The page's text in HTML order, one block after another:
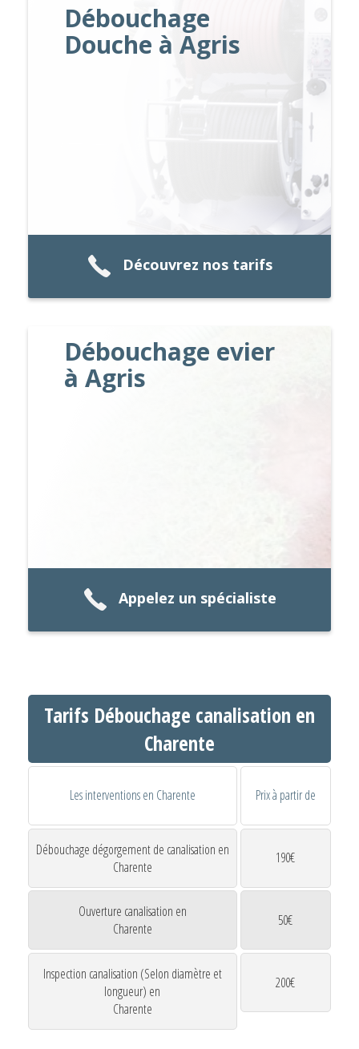
Débouchage
Douche à Agris
Découvrez nos tarifs
Débouchage evier
à Agris
Appelez un spécialiste
Tarifs Débouchage canalisation en
Charente
Les interventions en Charente Prix à partir de
Débouchage dégorgement de canalisation en
Charente
190€
Ouverture canalisation en
Charente
50€
Inspection canalisation (Selon diamètre et
longueur) en
Charente
200€